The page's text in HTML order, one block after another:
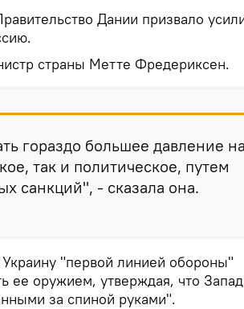
Дании призвало
страны Метте Фредериксен.
гораздо большее давление на
так и политическое, путем
санкций", - сказала она.
"первой линией обороны"
ее оружием, утверждая, что Запад
за спиной руками".